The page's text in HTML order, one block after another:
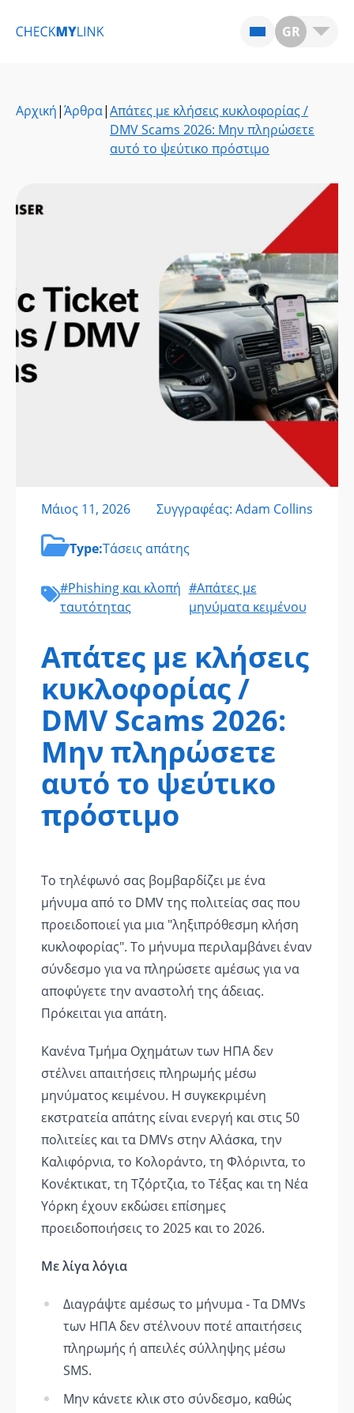
GR
Αρχική|Άρθρα|Απάτες με κλήσεις κυκλοφορίας /
DMV Scams 2026: Μην πληρώσετε
αυτό το ψεύτικο πρόστιμο
Μάιος 11, 2026 Συγγραφέας: Adam Collins
Type:Τάσεις απάτης
#Phishing και κλοπή
ταυτότητας
#Απάτες με
μηνύματα κειμένου
Απάτες με κλήσεις
κυκλοφορίας /
DMV Scams 2026:
Μην πληρώσετε
αυτό το ψεύτικο
πρόστιμο
Το τηλέφωνό σας βομβαρδίζει με ένα
μήνυμα από το DMV της πολιτείας σας που
προειδοποιεί για μια "ληξιπρόθεσμη κλήση
κυκλοφορίας". Το μήνυμα περιλαμβάνει έναν
σύνδεσμο για να πληρώσετε αμέσως για να
αποφύγετε την αναστολή της άδειας.
Πρόκειται για απάτη.
Κανένα Τμήμα Οχημάτων των ΗΠΑ δεν
στέλνει απαιτήσεις πληρωμής μέσω
μηνύματος κειμένου. Η συγκεκριμένη
εκστρατεία απάτης είναι ενεργή και στις 50
πολιτείες και τα DMVs στην Αλάσκα, την
Καλιφόρνια, το Κολοράντο, τη Φλόριντα, το
Κονέκτικατ, τη Τζόρτζια, το Τέξας και τη Νέα
Υόρκη έχουν εκδώσει επίσημες
προειδοποιήσεις το 2025 και το 2026.
Με λίγα λόγια
Διαγράψτε αμέσως το μήνυμα - Τα DMVs
των ΗΠΑ δεν στέλνουν ποτέ απαιτήσεις
πληρωμής ή απειλές σύλληψης μέσω
SMS.
Μην κάνετε κλικ στο σύνδεσμο, καθώς